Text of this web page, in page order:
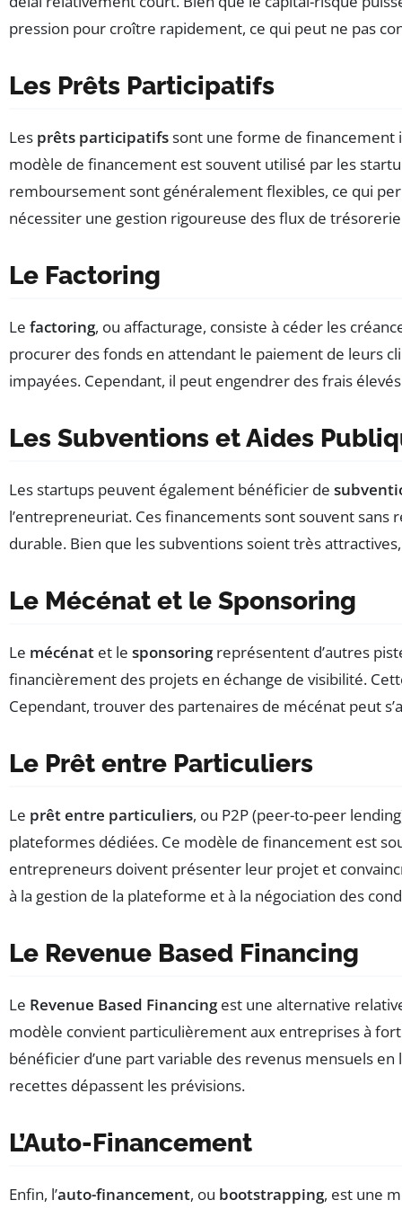
pression pour croître rapidement, ce qui peut ne pas
Les Prêts Participatifs
Les prêts participatifssont une forme de financement
modèle de financement est souvent utilisé par les
remboursement sont généralement flexibles, ce qui
nécessiter une gestion rigoureuse des flux de
Le Factoring
Le factoring, ou affacturage, consiste à céder les
procurer des fonds en attendant le paiement de leurs
impayées. Cependant, il peut engendrer des frais
Les Subventions et Aides
Les startups peuvent également bénéficier de
l’entrepreneuriat. Ces financements sont souvent
durable. Bien que les subventions soient très
Le Mécénat et le Sponsoring
Le mécénat et le sponsoringreprésentent d’autres
financièrement des projets en échange de visibilité.
Cependant, trouver des partenaires de mécénat peut
Le Prêt entre Particuliers
Le prêt entre particuliers, ou P2P (peer-to-peer
plateformes dédiées. Ce modèle de financement est
entrepreneurs doivent présenter leur projet et
à la gestion de la plateforme et à la négociation des
Le Revenue Based Financing
Le Revenue Based Financingest une alternative
modèle convient particulièrement aux entreprises à
bénéficier d’une part variable des revenus mensuels
recettes dépassent les prévisions.
L’Auto-Financement
Enfin, l’auto-financement, ou bootstrapping, est une